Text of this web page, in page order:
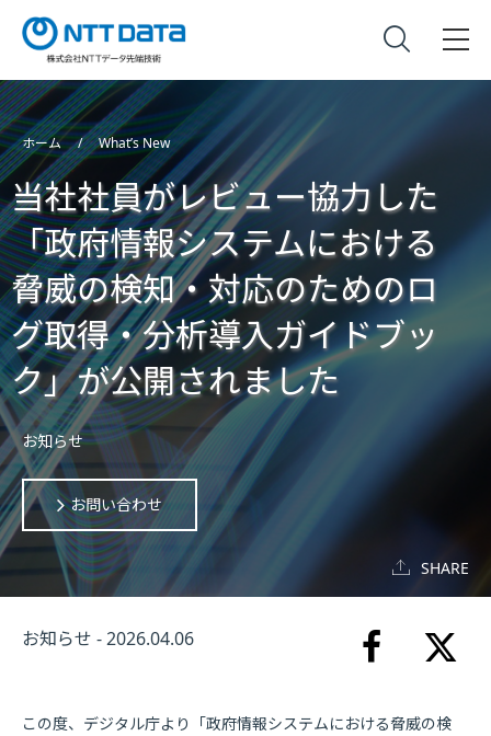
ホーム What’s New
当社社員がレビュー協力した
「政府情報システムにおける
脅威の検知・対応のためのロ
グ取得・分析導入ガイドブッ
ク」が公開されました
お知らせ
お問い合わせ
SHARE
お知らせ - 2026.04.06
この度、デジタル庁より「政府情報システムにおける脅威の検